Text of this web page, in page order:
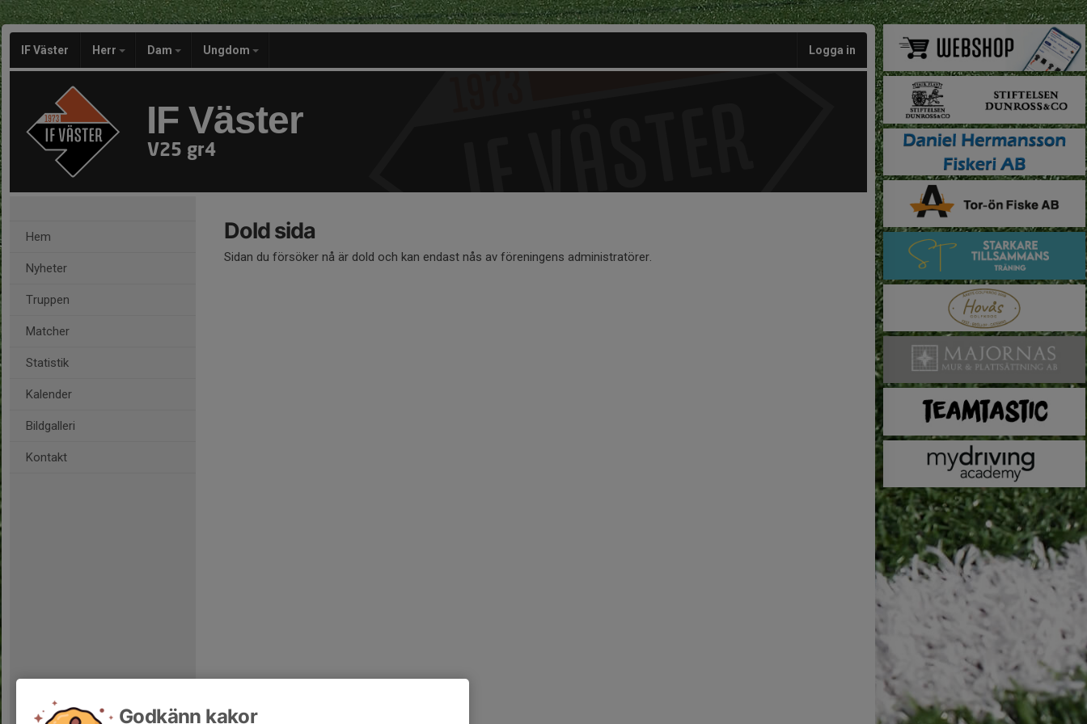
IF Väster Herr Dam Ungdom Logga in
IF Väster
V25 gr4
Hem
Nyheter
Truppen
Matcher
Statistik
Kalender
Bildgalleri
Kontakt
Dold sida
Sidan du försöker nå är dold och kan endast nås av föreningens administratörer.
Godkänn kakor